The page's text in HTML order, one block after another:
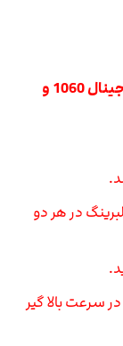
بلبرینگ پرس ریکو آفیشیو تک اورجینال 1060 و
در هر دو
سرعت بالا گیر